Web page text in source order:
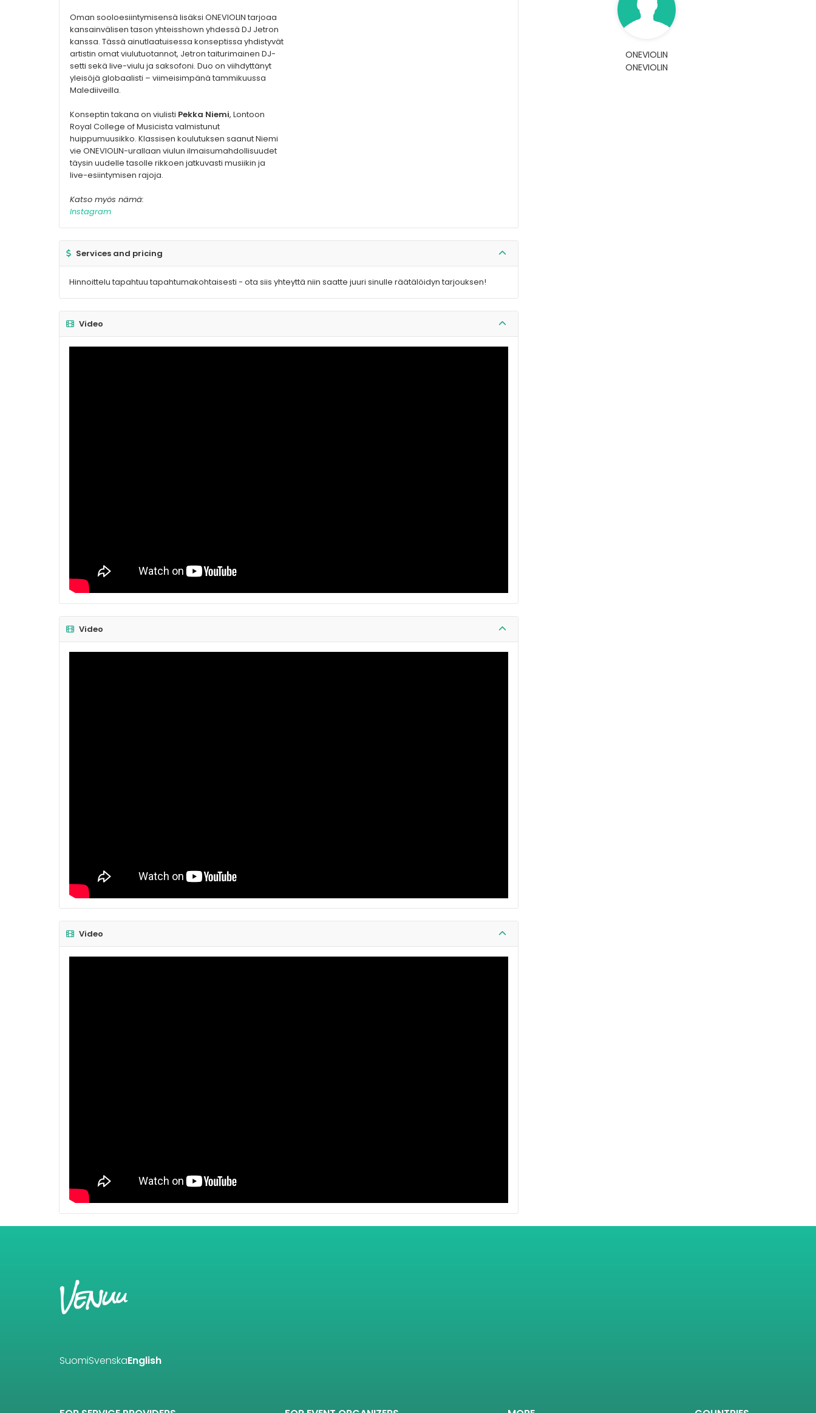
Oman sooloesiintymisensä lisäksi ONEVIOLIN tarjoaa
kansainvälisen tason yhteisshown yhdessä DJ Jetron
kanssa. Tässä ainutlaatuisessa konseptissa yhdistyvät
artistin omat viulutuotannot, Jetron taiturimainen DJ-
setti sekä live-viulu ja saksofoni. Duo on viihdyttänyt
yleisöjä globaalisti – viimeisimpänä tammikuussa
Malediiveilla.
Konseptin takana on viulisti Pekka Niemi, Lontoon
Royal College of Musicista valmistunut
huippumuusikko. Klassisen koulutuksen saanut Niemi
vie ONEVIOLIN-urallaan viulun ilmaisumahdollisuudet
täysin uudelle tasolle rikkoen jatkuvasti musiikin ja
live-esiintymisen rajoja.
Katso myös nämä:
Instagram
Services and pricing
Hinnoittelu tapahtuu tapahtumakohtaisesti - ota siis yhteyttä niin saatte juuri sinulle räätälöidyn tarjouksen!
Video
Video
Video
ONEVIOLIN
ONEVIOLIN
SuomiSvenskaEnglish